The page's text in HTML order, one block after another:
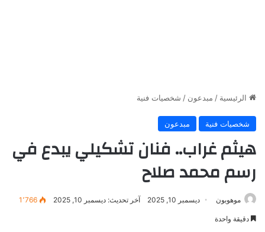
الرئيسية / مبدعون / شخصيات فنية
شخصيات فنية مبدعون
هيثم غراب.. فنان تشكيلي يبدع في
رسم محمد صلاح
موهوبون ديسمبر 10, 2025 آخر تحديث: ديسمبر 10, 2025 1٬766
دقيقة واحدة